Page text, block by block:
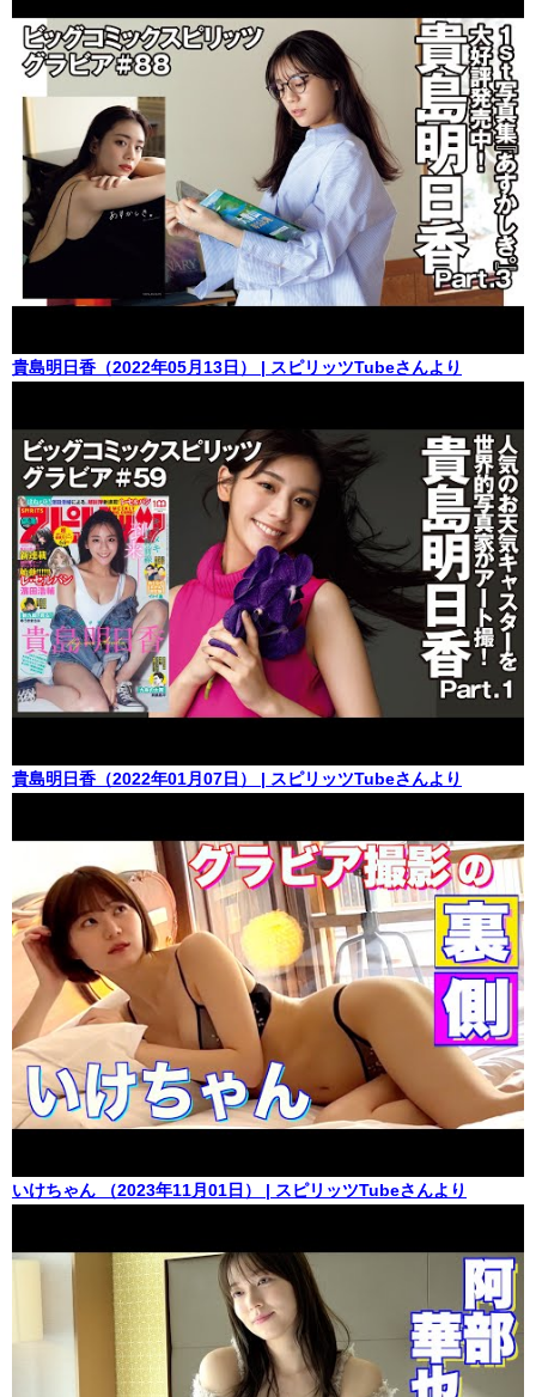
貴島明日香（2022年05月13日） | スピリッツTubeさんより
貴島明日香（2022年01月07日） | スピリッツTubeさんより
いけちゃん （2023年11月01日） | スピリッツTubeさんより